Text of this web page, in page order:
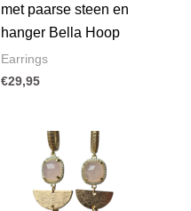
met paarse steen en
hanger Bella Hoop
Earrings
€29,95